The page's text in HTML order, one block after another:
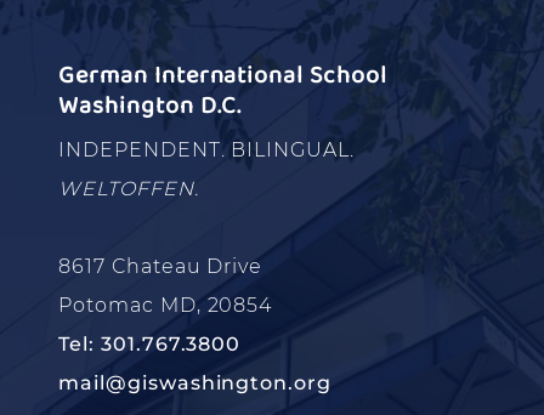
German International School
Washington D.C.
INDEPENDENT. BILINGUAL.
WELTOFFEN.
8617 Chateau Drive
Potomac MD, 20854
Tel: 301.767.3800
mail@giswashington.org